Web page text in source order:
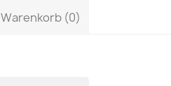
Warenkorb (0)